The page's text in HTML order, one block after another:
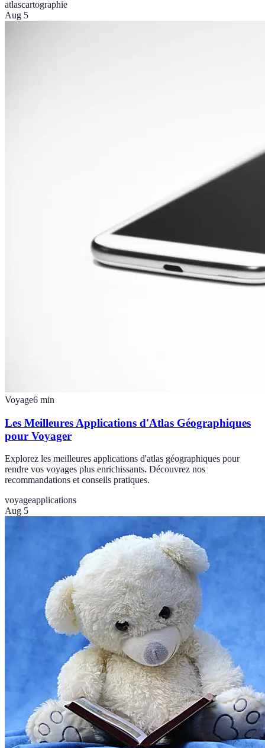
atlascartographie
Aug 5
Voyage6 min
Les Meilleures Applications d'Atlas Géographiques
pour Voyager
Explorez les meilleures applications d'atlas géographiques pour
rendre vos voyages plus enrichissants. Découvrez nos
recommandations et conseils pratiques.
voyageapplications
Aug 5